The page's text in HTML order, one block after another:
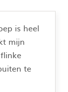
is heel
mijn
te